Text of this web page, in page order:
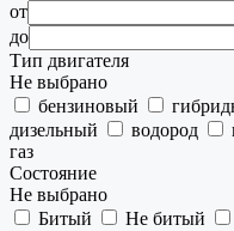
от
до
Тип двигателя
Не выбрано
бензиновый
дизельный
водород
газ
Состояние
Не выбрано
Битый
Не битый